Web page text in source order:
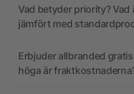
Vad betyder priority? Vad
jämfört med
Erbjuder allbranded
höga är